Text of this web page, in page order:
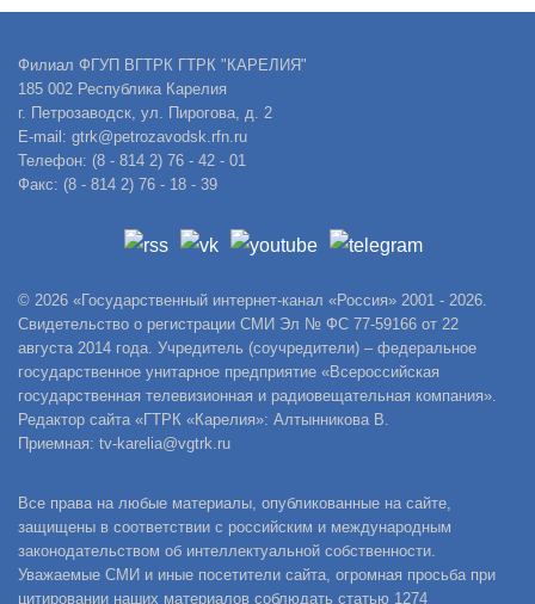
Филиал ФГУП ВГТРК ГТРК "КАРЕЛИЯ"
185 002 Республика Карелия
г. Петрозаводск, ул. Пирогова, д. 2
E-mail: gtrk@petrozavodsk.rfn.ru
Телефон: (8 - 814 2) 76 - 42 - 01
Факс: (8 - 814 2) 76 - 18 - 39
© 2026 «Государственный интернет-канал «Россия» 2001 - 2026.
Свидетельство о регистрации СМИ Эл № ФС 77-59166 от 22
августа 2014 года. Учредитель (соучредители) – федеральное
государственное унитарное предприятие «Всероссийская
государственная телевизионная и радиовещательная компания».
Редактор сайта «ГТРК «Карелия»: Алтынникова В.
Приемная: tv-karelia@vgtrk.ru
Все права на любые материалы, опубликованные на сайте,
защищены в соответствии с российским и международным
законодательством об интеллектуальной собственности.
Уважаемые СМИ и иные посетители сайта, огромная просьба при
цитировании наших материалов соблюдать статью 1274